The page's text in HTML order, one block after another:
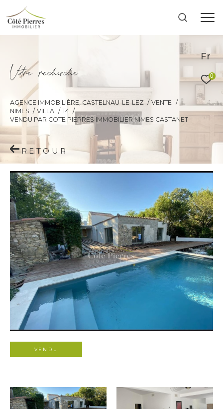
Fr
0
Vore recece
AGENCE IMMOBILIÈRE, CASTELNAU-LE-LEZ
VENTE
NIMES
VILLA
T4
VENDU PAR COTE PIERRES IMMOBILIER NIMES CASTANET
RETOUR
VENDU